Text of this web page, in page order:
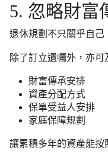
5. 忽略財富
退休規劃不只關乎自己
除了訂立遺囑外，亦可
財富傳承安排
資產分配方式
保單受益人安排
家庭保障規劃
讓累積多年的資產能按